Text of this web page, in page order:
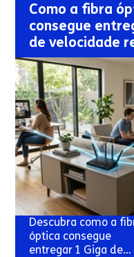
Como a fibra
consegue
de velocidade
Descubra como a
óptica consegue
entregar 1 Giga de